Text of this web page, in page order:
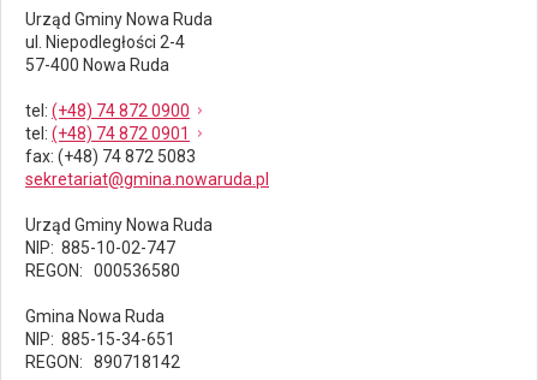
Urząd Gminy Nowa Ruda
ul. Niepodległości 2-4
57-400 Nowa Ruda
tel : (+48) 74 872 0900
tel : (+48) 74 872 0901
fax: (+48) 74 872 5083
sekretariat@gmina.nowaruda.pl
Urząd Gminy Nowa Ruda
NIP: 885-10-02-747
REGON: 000536580
Gmina Nowa Ruda
NIP: 885-15-34-651
REGON: 890718142